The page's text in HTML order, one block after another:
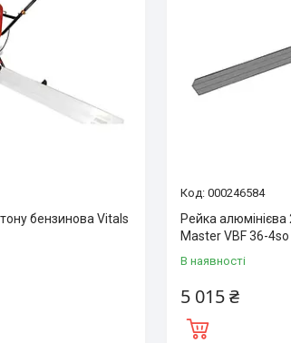
бензинова Vitals
000246584
Рейка
Master VBF 36-4so
В наявності
5 015 ₴